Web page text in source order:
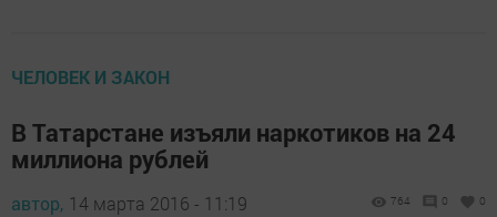
ЧЕЛОВЕК И ЗАКОН
В Татарстане изъяли наркотиков на 24
миллиона рублей
автор, 14 марта 2016 - 11:19 764 0 0